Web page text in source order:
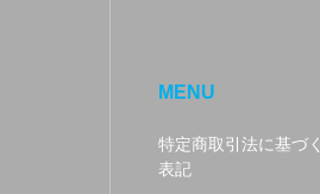
MENU
特定商取引法に基づく
表記